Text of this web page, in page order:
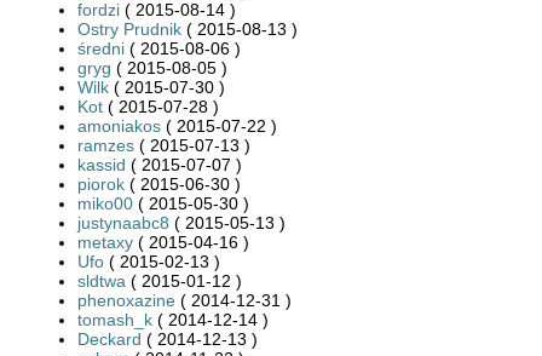
fordzi ( 2015-08-14 )
Ostry Prudnik ( 2015-08-13 )
średni ( 2015-08-06 )
gryg ( 2015-08-05 )
Wilk ( 2015-07-30 )
Kot ( 2015-07-28 )
amoniakos ( 2015-07-22 )
ramzes ( 2015-07-13 )
kassid ( 2015-07-07 )
piorok ( 2015-06-30 )
miko00 ( 2015-05-30 )
justynaabc8 ( 2015-05-13 )
metaxy ( 2015-04-16 )
Ufo ( 2015-02-13 )
sldtwa ( 2015-01-12 )
phenoxazine ( 2014-12-31 )
tomash_k ( 2014-12-14 )
Deckard ( 2014-12-13 )